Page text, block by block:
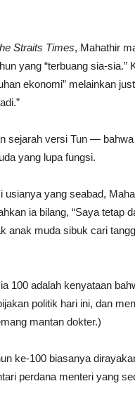
Straits Times, Mahathir
yang “terbuang sia-sia.”
ekonomi” melainkan
sejarah versi Tun —
yang lupa fungsi.
usianya yang seabad,
ia bilang, “Saya tetap
anak muda sibuk cari
100 adalah kenyataan
politik hari ini, dan
mantan dokter.)
ke-100 biasanya
perdana menteri yang